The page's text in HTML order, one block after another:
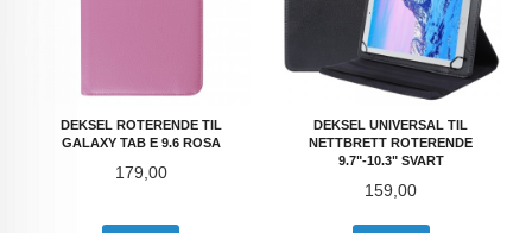
DEKSEL ROTERENDE TIL
GALAXY TAB E 9.6 ROSA
Pris
179,00
DEKSEL UNIVERSAL TIL
NETTBRETT ROTERENDE
9.7"-10.3" SVART
Pris
159,00